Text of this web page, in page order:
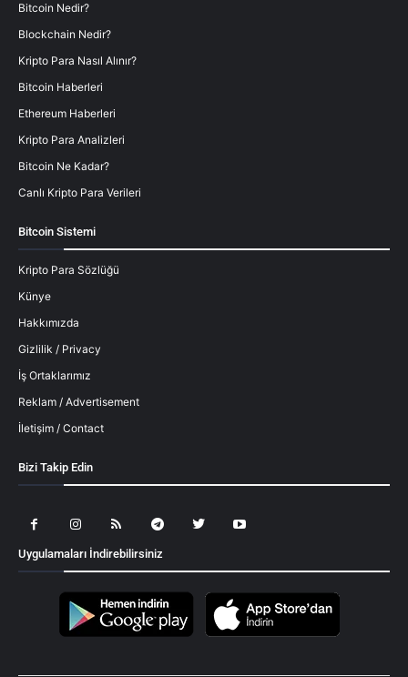
Bitcoin Nedir?
Blockchain Nedir?
Kripto Para Nasıl Alınır?
Bitcoin Haberleri
Ethereum Haberleri
Kripto Para Analizleri
Bitcoin Ne Kadar?
Canlı Kripto Para Verileri
Bitcoin Sistemi
Kripto Para Sözlüğü
Künye
Hakkımızda
Gizlilik / Privacy
İş Ortaklarımız
Reklam / Advertisement
İletişim / Contact
Bizi Takip Edin
Uygulamaları İndirebilirsiniz